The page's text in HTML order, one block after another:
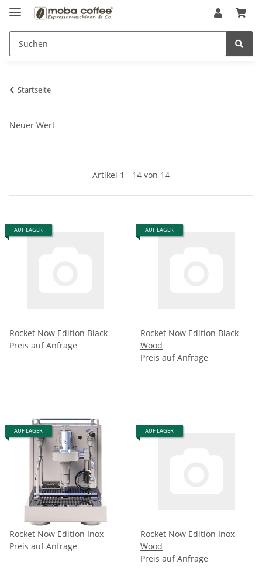
Startseite
Neuer Wert
Artikel 1 - 14 von 14
AUF LAGER
Rocket Now Edition Black
Preis auf Anfrage
AUF LAGER
Rocket Now Edition Black-
Wood
Preis auf Anfrage
AUF LAGER
Rocket Now Edition Inox
Preis auf Anfrage
AUF LAGER
Rocket Now Edition Inox-
Wood
Preis auf Anfrage